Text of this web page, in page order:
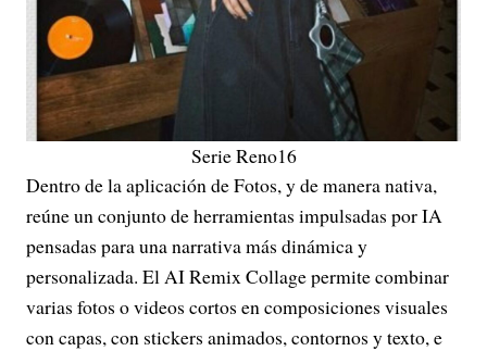
Serie Reno16
Dentro de la aplicación de Fotos, y de manera nativa,
reúne un conjunto de herramientas impulsadas por IA
pensadas para una narrativa más dinámica y
personalizada. El AI Remix Collage permite combinar
varias fotos o videos cortos en composiciones visuales
con capas, con stickers animados, contornos y texto, e